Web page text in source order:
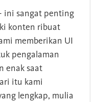
- ini sangat penting
konten ribuat
memberikan UI
pengalaman
enak saat
itu kami
lengkap, mulia